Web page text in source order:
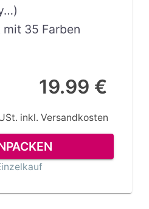
35 Farben
19.99 €
inkl. Versandkosten